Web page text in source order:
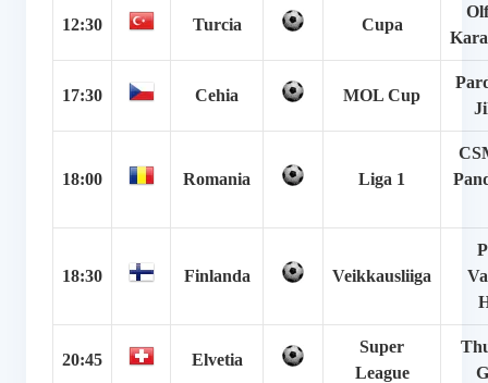
12:30 Turcia Cupa
17:30 Cehia MOL Cup
18:00 Romania Liga 1
18:30 Finlanda Veikkausliiga
20:45 Elvetia
Super
League